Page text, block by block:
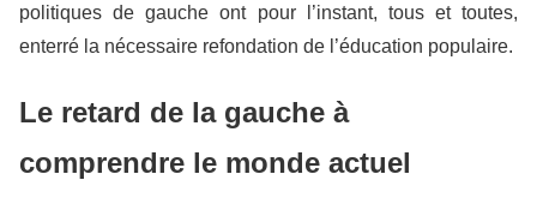
politiques de gauche ont pour l’instant, tous et toutes,
enterré la nécessaire refondation de l’éducation populaire.
Le retard de la gauche à
comprendre le monde actuel